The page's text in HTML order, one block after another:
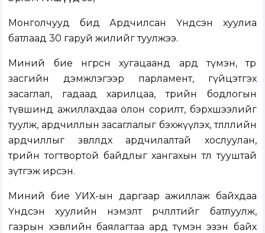
Монголчууд бид Ардчилсан Үндсэн хуулиа
батлаад 30 гаруй жилийг туулжээ.
Миний бие өнгөрсөн хугацаанд ард түмэн, төр
засгийн дэмжлэгээр парламент, гүйцэтгэх
засаглал, гадаад харилцаа, төрийн бодлогын
түвшинд ажиллахдаа олон сорилт, бэрхшээлийг
туулж, ардчиллын засаглалыг бэхжүүлэх, төлөөллийн
ардчиллыг зөвлөлдөх ардчилалтай хослуулан,
төрийн тогтвортой байдлыг хангахын төлөө тууштай
зүтгэж ирсэн.
Миний бие УИХ-ын даргаар ажиллаж байхдаа
Үндсэн хуулийн нэмэлт өөрчлөлтийг батлуулж,
газрын хэвлийн баялагтаа ард түмэн эзэн байх